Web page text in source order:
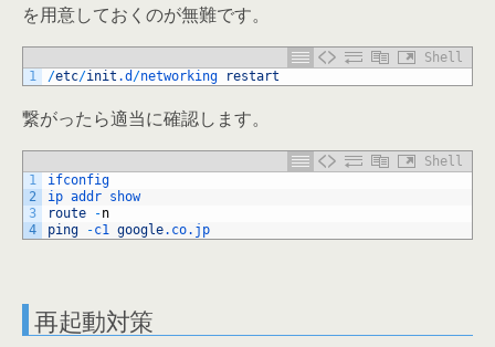
を用意しておくのが無難です。
Shell
1
/etc/init .d /networking restart
繋がったら適当に確認します。
Shell
1
2
3
4
ifconfig
ip addr show
route
-n
ping
-c1 google.co.jp
再起動対策